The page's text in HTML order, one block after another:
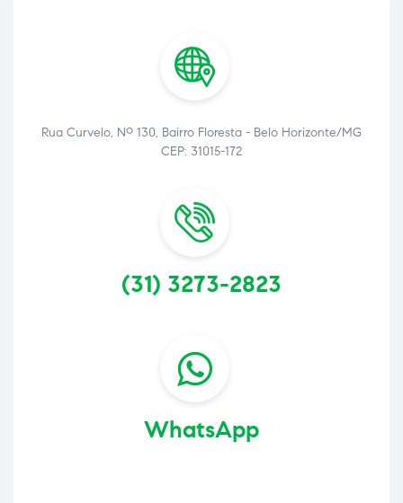
Rua Curvelo, Nº 130, Bairro Floresta - Belo Horizonte/MG
CEP: 31015-172
(31) 3273-2823
WhatsApp